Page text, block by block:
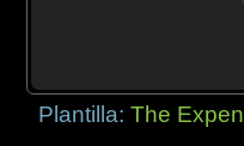
Plantilla:The